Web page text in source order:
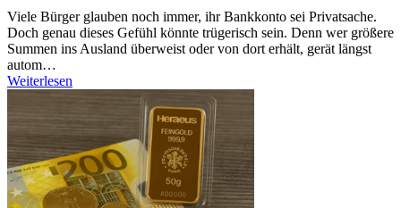
Viele Bürger glauben noch immer, ihr Bankkonto sei Privatsache.
Doch genau dieses Gefühl könnte trügerisch sein. Denn wer größere
Summen ins Ausland überweist oder von dort erhält, gerät längst
autom…
Weiterlesen